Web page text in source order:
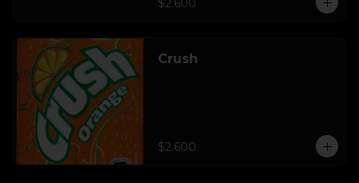
$2.600
Crush
$2.600